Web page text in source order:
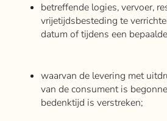
betreffende logies, vervoer,
vrijetijdsbesteding te
datum of tijdens een
waarvan de levering met
van de consument is
bedenktijd is verstreken;